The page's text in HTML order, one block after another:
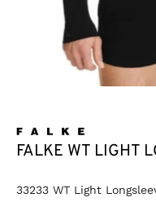
FALKE WT LIGHT
33233 WT Light